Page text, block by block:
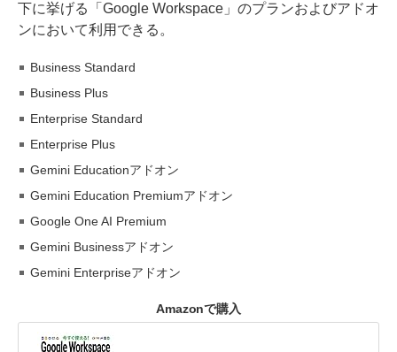
下に挙げる「Google Workspace」のプランおよびアドオ
ンにおいて利用できる。
Business Standard
Business Plus
Enterprise Standard
Enterprise Plus
Gemini Educationアドオン
Gemini Education Premiumアドオン
Google One AI Premium
Gemini Businessアドオン
Gemini Enterpriseアドオン
Amazonで購入